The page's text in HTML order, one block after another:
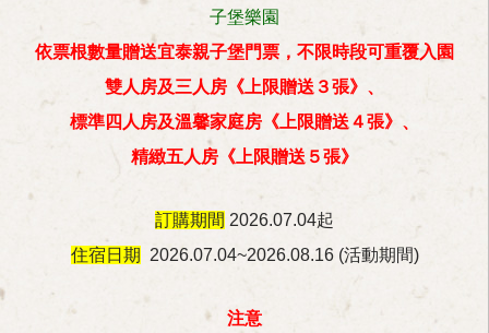
子堡樂園
依票根數量贈送宜泰親子堡門票，不限時段可重覆入園
雙人房及三人房《上限贈送３張》、
標準四人房及溫馨家庭房《上限贈送４張》、
精緻五人房《上限贈送５張》
訂購期間 2026.07.04起
住宿日期 2026.07.04~2026.08.16 (活動期間)
注意